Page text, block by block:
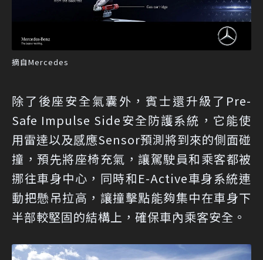
摘自Mercedes
除了後座安全氣囊外，賓士還升級了Pre-
Safe Impulse Side安全防護系統，它能使
用雷達以及感應Sensor預測將到來的側面碰
撞，預先將座椅充氣，讓駕駛員和乘客都被
挪往車身中心，同時和E-Active車身系統連
動把懸吊拉高，讓撞擊點能夠集中在車身下
半部較堅固的結構上，確保車內乘客安全。